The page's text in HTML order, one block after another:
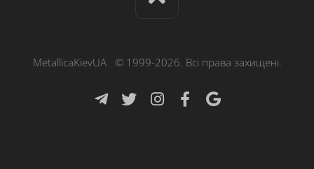
MetallicaKievUA © 1999-2026. Всі права захищені.